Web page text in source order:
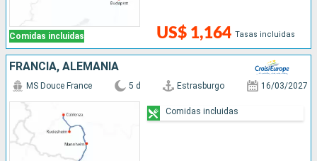
Comidas incluidas US$ 1,164 Tasas incluidas
FRANCIA, ALEMANIA
MS Douce France 5 d Estrasburgo 16/03/2027
Comidas incluidas